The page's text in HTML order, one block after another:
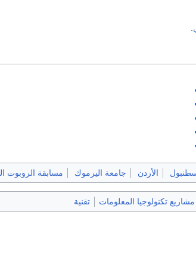
الأردن جامعة اليرموك مسابقة الروبوت
مشاريع تكنولوجيا المعلومات تقنية